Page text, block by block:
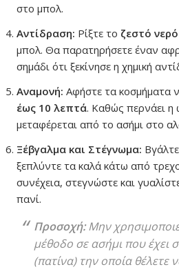
στο μπολ.
Αντίδραση: Ρίξτε το ζεστό νερό
μπολ. Θα παρατηρήσετε έναν
σημάδι ότι ξεκίνησε η χημική
Αναμονή: Αφήστε τα κοσμήματα
έως 10 λεπτά. Καθώς περνάει
μεταφέρεται από το ασήμι στο
Ξέβγαλμα και Στέγνωμα:
ξεπλύντε τα καλά κάτω από
συνέχεια, στεγνώστε και
πανί.
Προσοχή:Μην
μέθοδο σε ασήμι που έχει
(πατίνα) την οποία θέλετε